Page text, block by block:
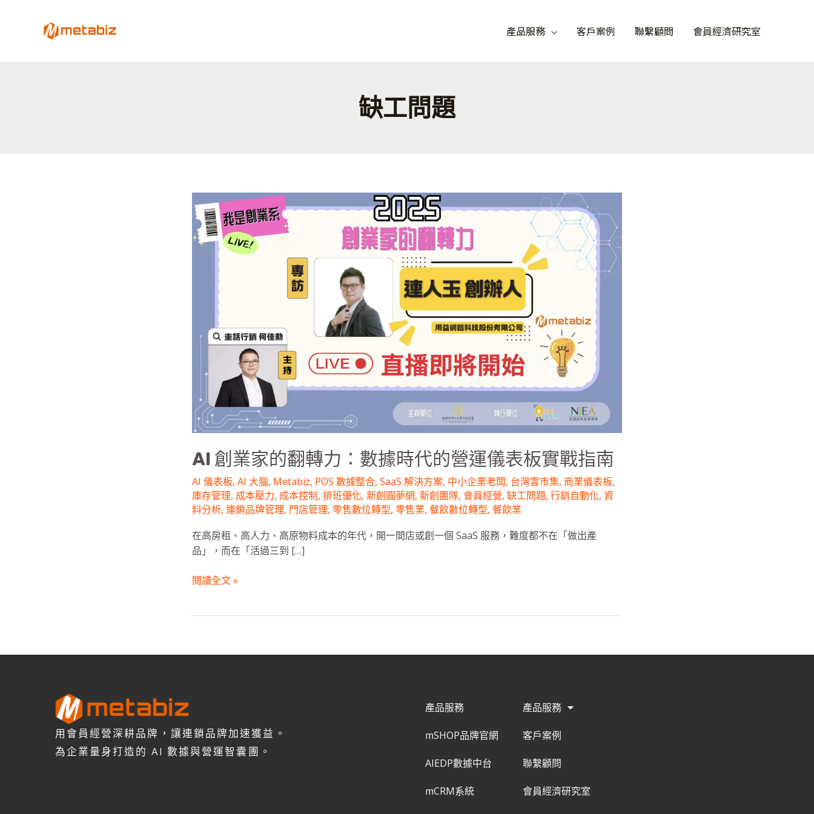
產品服務 客戶案例 聯繫顧問 會員經濟研究室
缺工問題
AI 創業家的翻轉力：數據時代的營運儀表板實戰指南
AI 儀表板, AI 大腦, Metabiz, POS 數據整合, SaaS 解決方案, 中小企業老闆, 台灣雲市集, 商業儀表板,
庫存管理, 成本壓力, 成本控制, 排班優化, 新創圓夢網, 新創團隊, 會員經營, 缺工問題, 行銷自動化, 資
料分析, 連鎖品牌管理, 門店管理, 零售數位轉型, 零售業, 餐飲數位轉型, 餐飲業
在高房租、高人力、高原物料成本的年代，開一間店或創一個 SaaS 服務，難度都不在「做出產
品」，而在「活過三到 […]
創
業
家
據
營
運
儀
板
戰
指
南
閱讀全文 »
用會員經營深耕品牌，讓連鎖品牌加速獲益。
為企業量身打造的 AI 數據與營運智囊團。
產品服務
mSHOP品牌官網
AIEDP數據中台
mCRM系統
產品服務
客戶案例
聯繫顧問
會員經濟研究室